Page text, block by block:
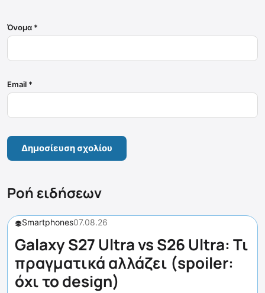
Όνομα *
Email *
Ροή ειδήσεων
Smartphones07.08.26
Galaxy S27 Ultra vs S26 Ultra: Τι
πραγματικά αλλάζει (spoiler:
όχι το design)